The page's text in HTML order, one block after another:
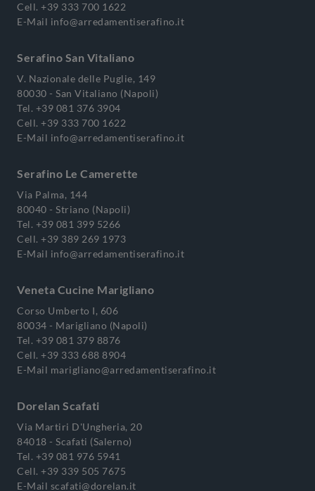
Cell. +39 333 700 1622
E-Mail info@arredamentiserafino.it
Serafino San Vitaliano
V. Nazionale delle Puglie, 149
80030 - San Vitaliano (Napoli)
Tel. +39 081 376 3904
Cell. +39 333 700 1622
E-Mail info@arredamentiserafino.it
Serafino Le Camerette
Via Palma, 144
80040 - Striano (Napoli)
Tel. +39 081 399 5266
Cell. +39 389 269 1973
E-Mail info@arredamentiserafino.it
Veneta Cucine Marigliano
Corso Umberto I, 606
80034 - Marigliano (Napoli)
Tel. +39 081 379 8876
Cell. +39 333 688 8904
E-Mail marigliano@arredamentiserafino.it
Dorelan Scafati
Via Martiri D'Ungheria, 20
84018 - Scafati (Salerno)
Tel. +39 081 976 5941
Cell. +39 339 505 7675
E-Mail scafati@dorelan.it